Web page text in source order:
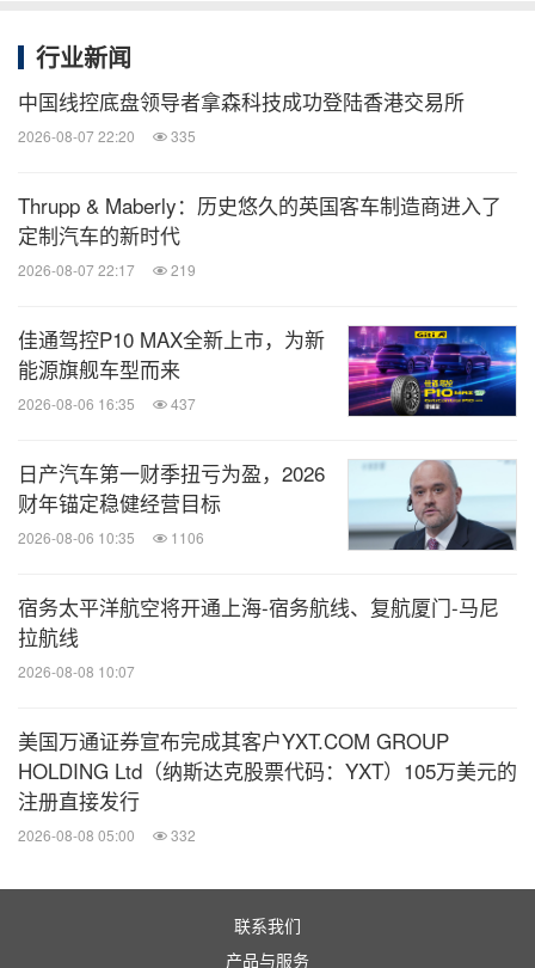
行业新闻
中国线控底盘领导者拿森科技成功登陆香港交易所
2026-08-07 22:20 335
Thrupp & Maberly：历史悠久的英国客车制造商进入了
定制汽车的新时代
2026-08-07 22:17 219
佳通驾控P10 MAX全新上市，为新
能源旗舰车型而来
2026-08-06 16:35 437
日产汽车第一财季扭亏为盈，2026
财年锚定稳健经营目标
2026-08-06 10:35 1106
宿务太平洋航空将开通上海-宿务航线、复航厦门-马尼
拉航线
2026-08-08 10:07
美国万通证券宣布完成其客户YXT.COM GROUP
HOLDING Ltd（纳斯达克股票代码：YXT）105万美元的
注册直接发行
2026-08-08 05:00 332
联系我们
产品与服务